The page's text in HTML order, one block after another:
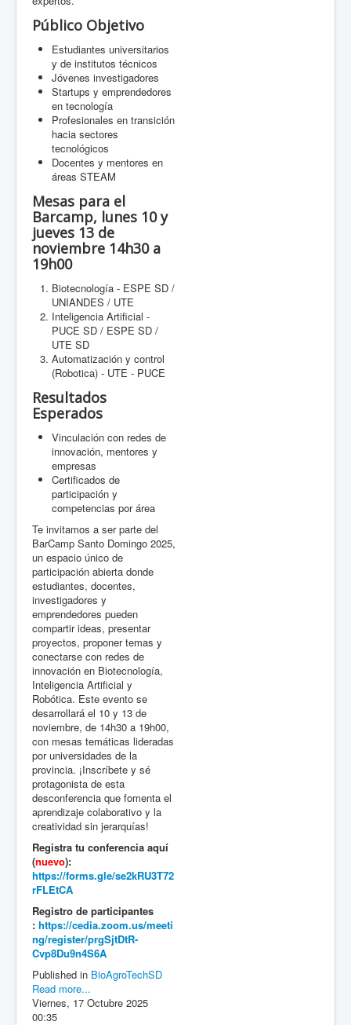
Público Objetivo
Estudiantes universitarios
y de institutos técnicos
Jóvenes investigadores
Startups y emprendedores
en tecnología
Profesionales en transición
hacia sectores
tecnológicos
Docentes y mentores en
áreas STEAM
Mesas para el
Barcamp, lunes 10 y
jueves 13 de
noviembre 14h30 a
19h00
Biotecnología - ESPE SD /
UNIANDES / UTE
Inteligencia Artificial -
PUCE SD / ESPE SD /
UTE SD
Automatización y control
(Robotica) - UTE - PUCE
Resultados
Esperados
Vinculación con redes de
innovación, mentores y
empresas
Certificados de
participación y
competencias por área
Te invitamos a ser parte del
BarCamp Santo Domingo 2025,
un espacio único de
participación abierta donde
estudiantes, docentes,
investigadores y
emprendedores pueden
compartir ideas, presentar
proyectos, proponer temas y
conectarse con redes de
innovación en Biotecnología,
Inteligencia Artificial y
Robótica. Este evento se
desarrollará el 10 y 13 de
noviembre, de 14h30 a 19h00,
con mesas temáticas lideradas
por universidades de la
provincia. ¡Inscríbete y sé
protagonista de esta
desconferencia que fomenta el
aprendizaje colaborativo y la
creatividad sin jerarquías!
Registra tu conferencia aquí
(nuevo):
https://forms.gle/se2kRU3T72
rFLEtCA
Registro de participantes
: https://cedia.zoom.us/meeti
ng/register/prgSjtDtR-
Cvp8Du9n4S6A
Published in BioAgroTechSD
Read more...
Viernes, 17 Octubre 2025
00:35